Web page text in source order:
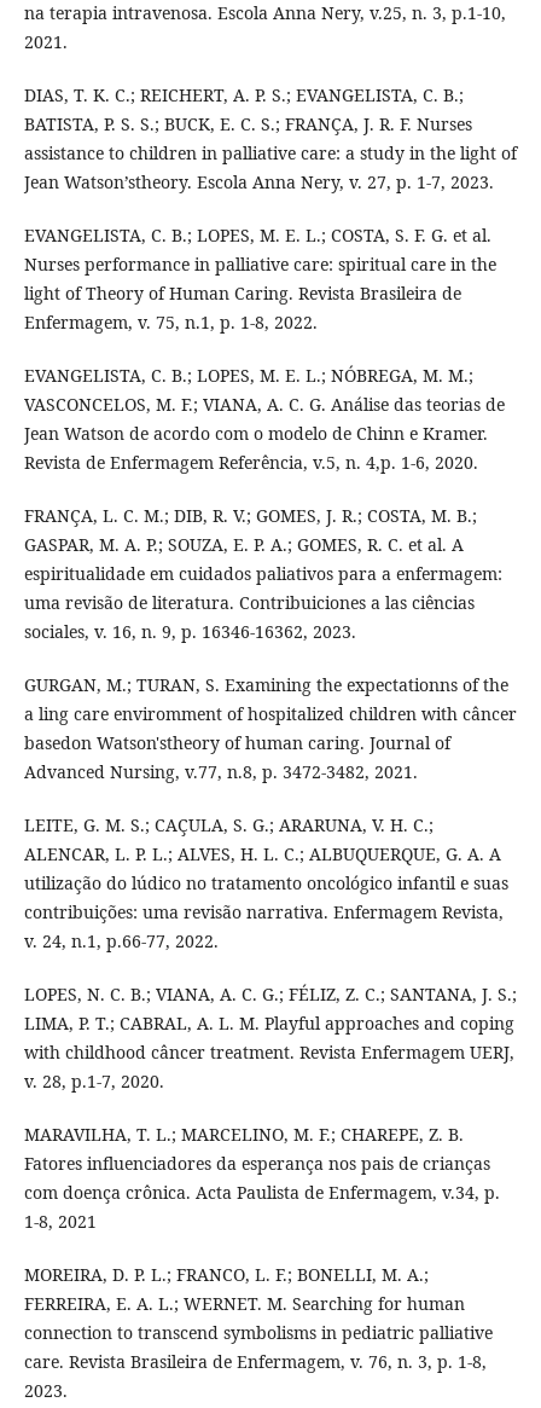
na terapia intravenosa. Escola Anna Nery, v.25, n. 3, p.1-10,
2021.
DIAS, T. K. C.; REICHERT, A. P. S.; EVANGELISTA, C. B.;
BATISTA, P. S. S.; BUCK, E. C. S.; FRANÇA, J. R. F. Nurses
assistance to children in palliative care: a study in the light of
Jean Watson’stheory. Escola Anna Nery, v. 27, p. 1-7, 2023.
EVANGELISTA, C. B.; LOPES, M. E. L.; COSTA, S. F. G. et al.
Nurses performance in palliative care: spiritual care in the
light of Theory of Human Caring. Revista Brasileira de
Enfermagem, v. 75, n.1, p. 1-8, 2022.
EVANGELISTA, C. B.; LOPES, M. E. L.; NÓBREGA, M. M.;
VASCONCELOS, M. F.; VIANA, A. C. G. Análise das teorias de
Jean Watson de acordo com o modelo de Chinn e Kramer.
Revista de Enfermagem Referência, v.5, n. 4,p. 1-6, 2020.
FRANÇA, L. C. M.; DIB, R. V.; GOMES, J. R.; COSTA, M. B.;
GASPAR, M. A. P.; SOUZA, E. P. A.; GOMES, R. C. et al. A
espiritualidade em cuidados paliativos para a enfermagem:
uma revisão de literatura. Contribuiciones a las ciências
sociales, v. 16, n. 9, p. 16346-16362, 2023.
GURGAN, M.; TURAN, S. Examining the expectationns of the
a ling care enviromment of hospitalized children with câncer
basedon Watson'stheory of human caring. Journal of
Advanced Nursing, v.77, n.8, p. 3472-3482, 2021.
LEITE, G. M. S.; CAÇULA, S. G.; ARARUNA, V. H. C.;
ALENCAR, L. P. L.; ALVES, H. L. C.; ALBUQUERQUE, G. A. A
utilização do lúdico no tratamento oncológico infantil e suas
contribuições: uma revisão narrativa. Enfermagem Revista,
v. 24, n.1, p.66-77, 2022.
LOPES, N. C. B.; VIANA, A. C. G.; FÉLIZ, Z. C.; SANTANA, J. S.;
LIMA, P. T.; CABRAL, A. L. M. Playful approaches and coping
with childhood câncer treatment. Revista Enfermagem UERJ,
v. 28, p.1-7, 2020.
MARAVILHA, T. L.; MARCELINO, M. F.; CHAREPE, Z. B.
Fatores influenciadores da esperança nos pais de crianças
com doença crônica. Acta Paulista de Enfermagem, v.34, p.
1-8, 2021
MOREIRA, D. P. L.; FRANCO, L. F.; BONELLI, M. A.;
FERREIRA, E. A. L.; WERNET. M. Searching for human
connection to transcend symbolisms in pediatric palliative
care. Revista Brasileira de Enfermagem, v. 76, n. 3, p. 1-8,
2023.